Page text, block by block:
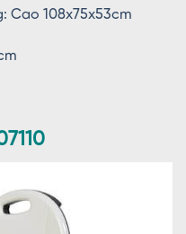
Cao 108x75x53cm